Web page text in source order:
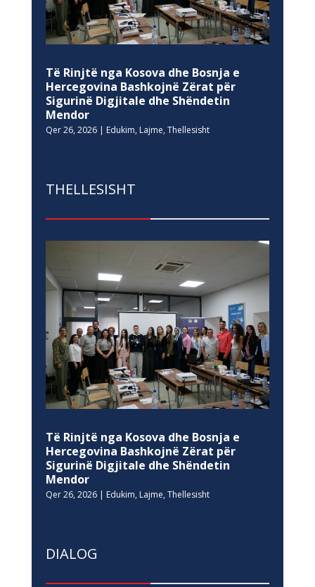
Të Rinjtë nga Kosova dhe Bosnja e
Hercegovina Bashkojnë Zërat për
Sigurinë Digjitale dhe Shëndetin
Mendor
Qer 26, 2026| Edukim, Lajme, Thellesisht
THELLESISHT
Të Rinjtë nga Kosova dhe Bosnja e
Hercegovina Bashkojnë Zërat për
Sigurinë Digjitale dhe Shëndetin
Mendor
Qer 26, 2026| Edukim, Lajme, Thellesisht
DIALOG